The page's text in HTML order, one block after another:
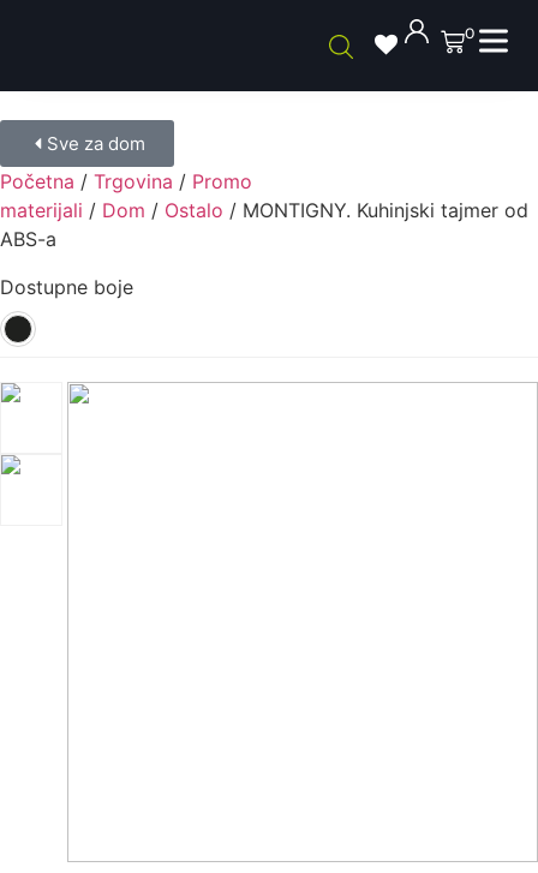
0
Sve za dom
Početna / Trgovina / Promo
materijali / Dom / Ostalo / MONTIGNY. Kuhinjski tajmer od
ABS-a
Dostupne boje